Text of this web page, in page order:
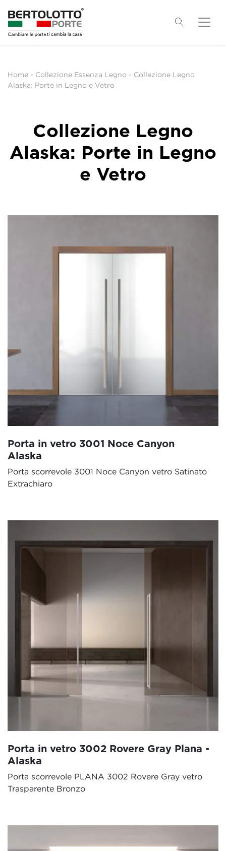
Home - Collezione Essenza Legno - Collezione Legno
Alaska: Porte in Legno e Vetro
Collezione Legno
Alaska: Porte in Legno
e Vetro
Porta in vetro 3001 Noce Canyon
Alaska
Porta scorrevole 3001 Noce Canyon vetro Satinato
Extrachiaro
Porta in vetro 3002 Rovere Gray Plana -
Alaska
Porta scorrevole PLANA 3002 Rovere Gray vetro
Trasparente Bronzo